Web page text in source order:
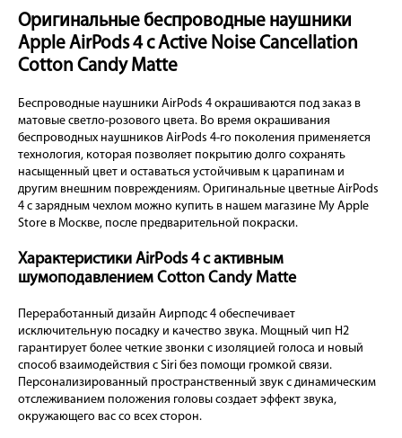
Оригинальные беспроводные наушники
Apple AirPods 4 c Active Noise Cancellation
Cotton Candy Matte
Беспроводные наушники AirPods 4 окрашиваются под заказ в
матовые светло-розового цвета. Во время окрашивания
беспроводных наушников AirPods 4-го поколения применяется
технология, которая позволяет покрытию долго сохранять
насыщенный цвет и оставаться устойчивым к царапинам и
другим внешним повреждениям. Оригинальные цветные AirPods
4 с зарядным чехлом можно купить в нашем магазине My Apple
Store в Москве, после предварительной покраски.
Характеристики AirPods 4 с активным
шумоподавлением Cotton Candy Matte
Переработанный дизайн Аирподс 4 обеспечивает
исключительную посадку и качество звука. Мощный чип H2
гарантирует более четкие звонки с изоляцией голоса и новый
способ взаимодействия с Siri без помощи громкой связи.
Персонализированный пространственный звук с динамическим
отслеживанием положения головы создает эффект звука,
окружающего вас со всех сторон.